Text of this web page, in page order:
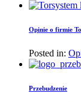
Opinie o firmie
Posted in:
Przebudzenie